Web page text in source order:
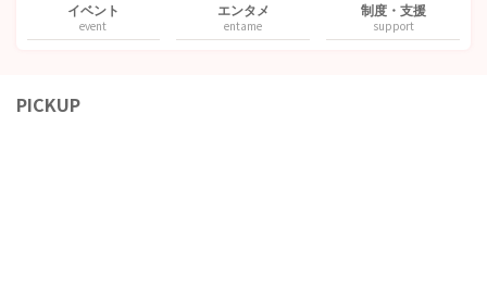
イベント
event
エンタメ
entame
制度・支援
support
PICKUP